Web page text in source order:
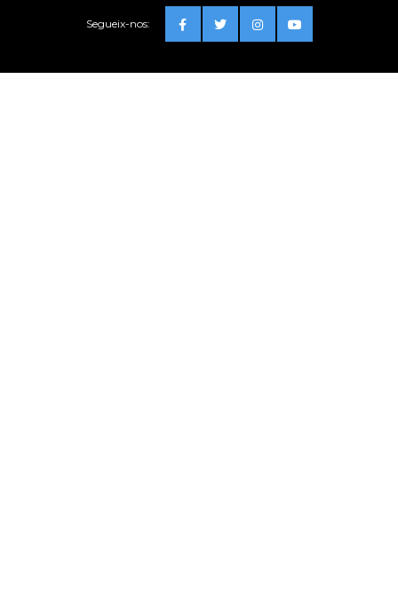
Segueix-nos: